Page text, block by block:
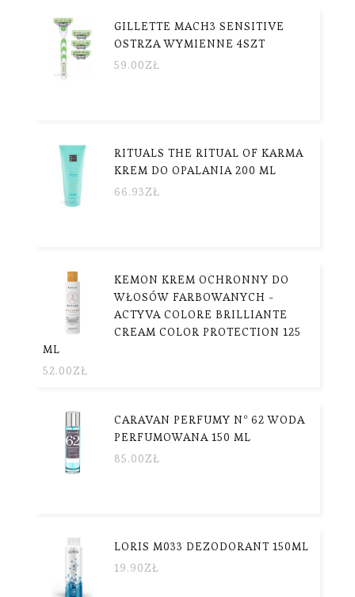
GILLETTE MACH3 SENSITIVE
OSTRZA WYMIENNE 4SZT
59.00ZŁ
RITUALS THE RITUAL OF KARMA
KREM DO OPALANIA 200 ML
66.93ZŁ
KEMON KREM OCHRONNY DO
WŁOSÓW FARBOWANYCH -
ACTYVA COLORE BRILLIANTE
CREAM COLOR PROTECTION 125
ML
52.00ZŁ
CARAVAN PERFUMY Nº 62 WODA
PERFUMOWANA 150 ML
85.00ZŁ
LORIS M033 DEZODORANT 150ML
19.90ZŁ